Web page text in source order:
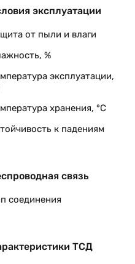
эксплуатации
от пыли и влаги
%
эксплуатации,
хранения, °C
к падениям
связь
соединения
ТСД